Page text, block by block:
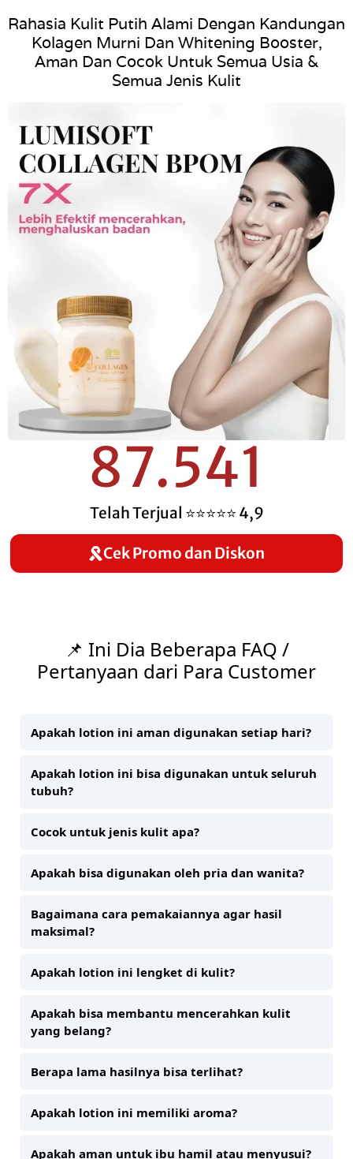
Rahasia Kulit Putih Alami Dengan Kandungan
Kolagen Murni Dan Whitening Booster,
Aman Dan Cocok Untuk Semua Usia &
Semua Jenis Kulit
Telah Terjual ⭐⭐⭐⭐⭐ 4,9
87.541
Cek Promo dan Diskon
📌 Ini Dia Beberapa FAQ /
Pertanyaan dari Para Customer
Apakah lotion ini aman digunakan setiap hari?
Apakah lotion ini bisa digunakan untuk seluruh
tubuh?
Cocok untuk jenis kulit apa?
Apakah bisa digunakan oleh pria dan wanita?
Bagaimana cara pemakaiannya agar hasil
maksimal?
Apakah lotion ini lengket di kulit?
Apakah bisa membantu mencerahkan kulit
yang belang?
Berapa lama hasilnya bisa terlihat?
Apakah lotion ini memiliki aroma?
Apakah aman untuk ibu hamil atau menyusui?